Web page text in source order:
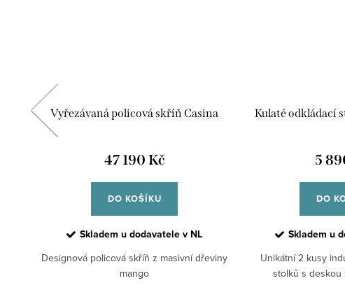
Vyřezávaná policová skříň Casina
47 190 Kč
DO KOŠÍKU
Skladem u dodavatele v NL
Designová policová skříň z masivní dřeviny
mango
Kulaté odkládací
5
DO
Skladem u
Unikátní 2 kusy
stolků s deskou